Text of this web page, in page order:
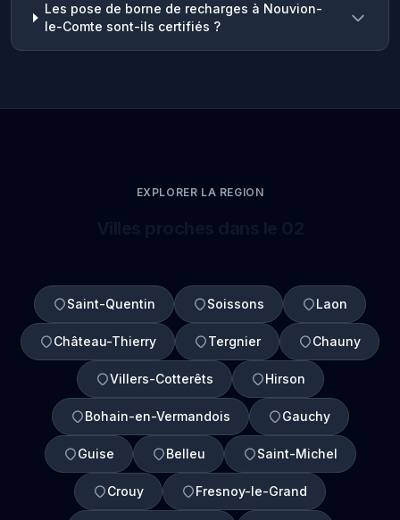
Les pose de borne de recharges à Nouvion-
le-Comte sont-ils certifiés ?
EXPLORER LA REGION
Saint-Quentin Soissons Laon
Château-Thierry Tergnier Chauny
Villers-Cotterêts Hirson
Bohain-en-Vermandois Gauchy
Guise Belleu Saint-Michel
Crouy Fresnoy-le-Grand